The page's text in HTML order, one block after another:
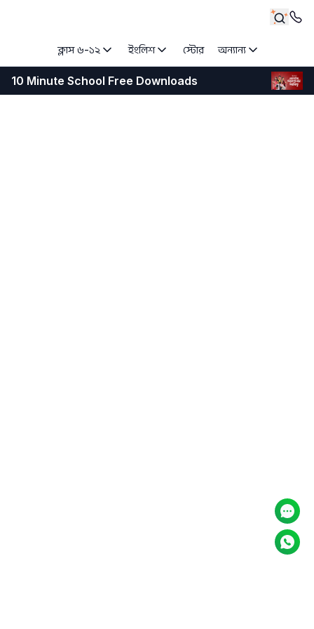
ক্লাস ৬-১২ ইংলিশ স্টোর অন্যান্য
10 Minute School Free Downloads